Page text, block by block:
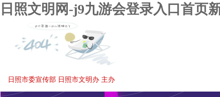
日照文明网-j9九游会登录入口首页
日照市委宣传部 日照市文明办 主办